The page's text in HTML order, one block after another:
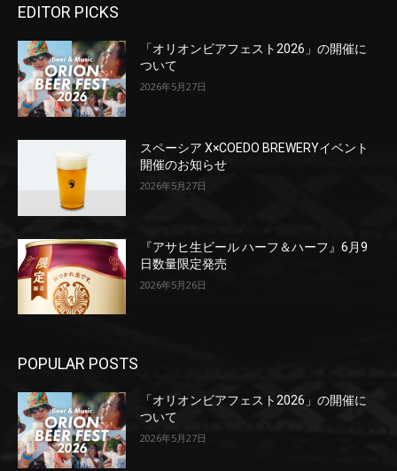
EDITOR PICKS
「オリオンビアフェスト2026」の開催に
ついて
2026年5月27日
スペーシア X×COEDO BREWERYイベント
開催のお知らせ
2026年5月27日
『アサヒ生ビール ハーフ＆ハーフ』6月9
日数量限定発売
2026年5月26日
POPULAR POSTS
「オリオンビアフェスト2026」の開催に
ついて
2026年5月27日